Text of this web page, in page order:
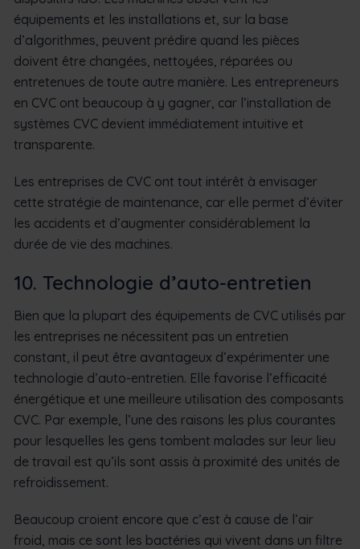
équipements et les installations et, sur la base
d’algorithmes, peuvent prédire quand les pièces
doivent être changées, nettoyées, réparées ou
entretenues de toute autre manière. Les entrepreneurs
en CVC ont beaucoup à y gagner, car l’installation de
systèmes CVC devient immédiatement intuitive et
transparente.
Les entreprises de CVC ont tout intérêt à envisager
cette stratégie de maintenance, car elle permet d’éviter
les accidents et d’augmenter considérablement la
durée de vie des machines.
10. Technologie d’auto-entretien
Bien que la plupart des équipements de CVC utilisés par
les entreprises ne nécessitent pas un entretien
constant, il peut être avantageux d’expérimenter une
technologie d’auto-entretien. Elle favorise l’efficacité
énergétique et une meilleure utilisation des composants
CVC. Par exemple, l’une des raisons les plus courantes
pour lesquelles les gens tombent malades sur leur lieu
de travail est qu’ils sont assis à proximité des unités de
refroidissement.
Beaucoup croient encore que c’est à cause de l’air
froid, mais ce sont les bactéries qui vivent dans un filtre